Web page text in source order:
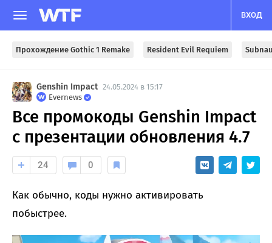
ВХОД
Прохождение Gothic 1 Remake Resident Evil Requiem
Genshin Impact 24.05.2024 в 15:17
Evernews
Все промокоды Genshin Impact
с презентации обновления 4.7
24 0
Как обычно, коды нужно активировать
побыстрее.